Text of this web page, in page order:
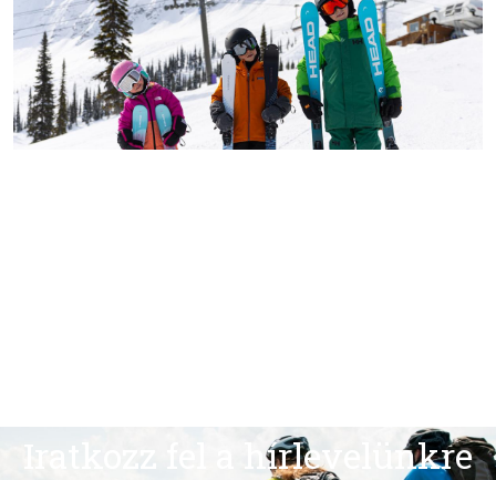
Iratkozz fel a hírlevelünkre